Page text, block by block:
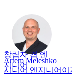
Artem Meleshko
시니어 엔지니어이
창립자 겸 엔
지니어